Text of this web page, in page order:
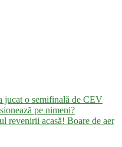
jucat o semifinală de CEV
pe nimeni?
revenirii acasă! Boare de aer